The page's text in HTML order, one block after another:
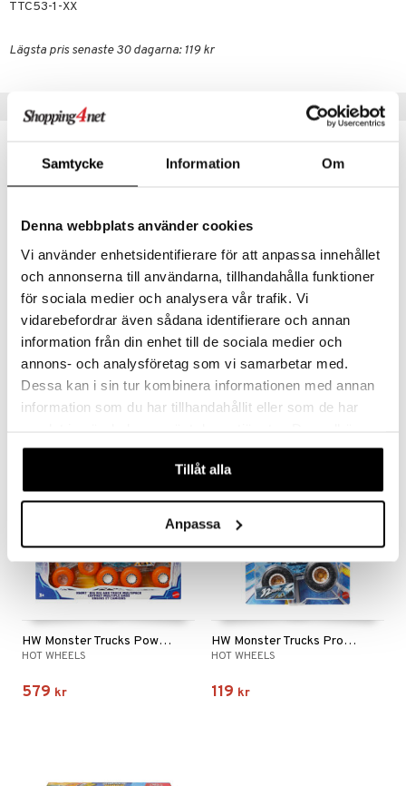
Samtycke Information Om
Denna webbplats använder cookies
Vi använder enhetsidentifierare för att anpassa innehållet
och annonserna till användarna, tillhandahålla funktioner
för sociala medier och analysera vår trafik. Vi
vidarebefordrar även sådana identifierare och annan
information från din enhet till de sociala medier och
annons- och analysföretag som vi samarbetar med.
Dessa kan i sin tur kombinera informationen med annan
information som du har tillhandahållit eller som de har
våra cookies vid fortsatt användande av vår webbplats.
Tillåt alla
Anpassa
TTC53-1-XX
Lägsta pris senaste 30 dagarna: 119 kr
HW Monster Trucks Dragon Demolition
799 kr 659 kr
HW Monster Trucks Power Smashers Multipack
HOT WHEELS
579 kr
HW Monster Trucks Promo Pack
HOT WHEELS
119 kr